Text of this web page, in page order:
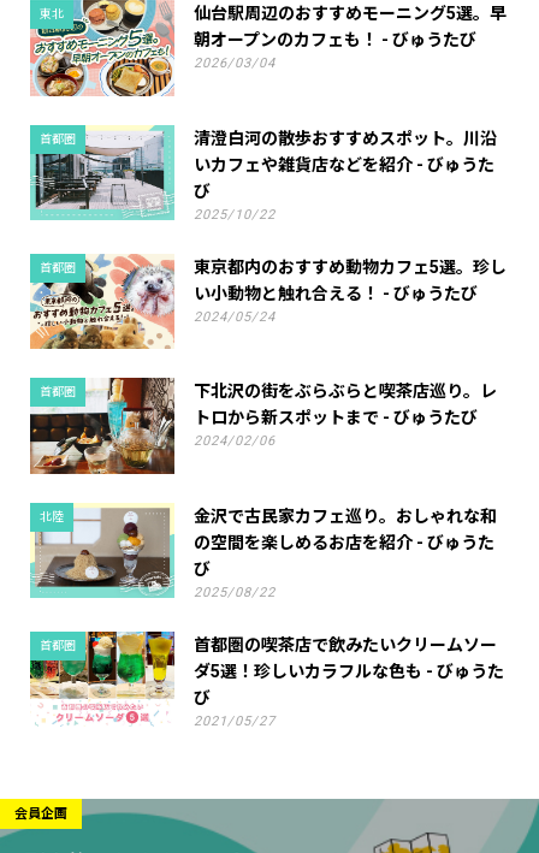
東北
仙台駅周辺のおすすめモーニング5選。早
朝オープンのカフェも！ - びゅうたび
2026/03/04
首都圏
清澄白河の散歩おすすめスポット。川沿
いカフェや雑貨店などを紹介 - びゅうた
び
2025/10/22
首都圏
東京都内のおすすめ動物カフェ5選。珍し
い小動物と触れ合える！ - びゅうたび
2024/05/24
首都圏
下北沢の街をぶらぶらと喫茶店巡り。レ
トロから新スポットまで - びゅうたび
2024/02/06
北陸
金沢で古民家カフェ巡り。おしゃれな和
の空間を楽しめるお店を紹介 - びゅうた
び
2025/08/22
首都圏
首都圏の喫茶店で飲みたいクリームソー
ダ5選！珍しいカラフルな色も - びゅうた
び
2021/05/27
会員企画